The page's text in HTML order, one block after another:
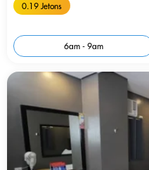
0.19 Jetons
6am - 9am